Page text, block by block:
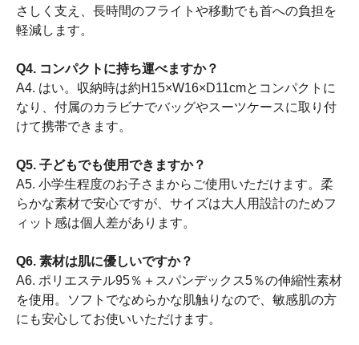
さしく支え、長時間のフライトや移動でも首への負担を
軽減します。
Q4. コンパクトに持ち運べますか？
A4. はい。収納時は約H15×W16×D11cmとコンパクトに
なり、付属のカラビナでバッグやスーツケースに取り付
けて携帯できます。
Q5. 子どもでも使用できますか？
A5. 小学生程度のお子さまからご使用いただけます。柔
らかな素材で安心ですが、サイズは大人用設計のためフ
ィット感は個人差があります。
Q6. 素材は肌に優しいですか？
A6. ポリエステル95％＋スパンデックス5％の伸縮性素材
を使用。ソフトでなめらかな肌触りなので、敏感肌の方
にも安心してお使いいただけます。